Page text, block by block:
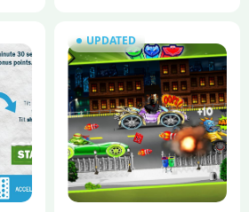
UPDATED